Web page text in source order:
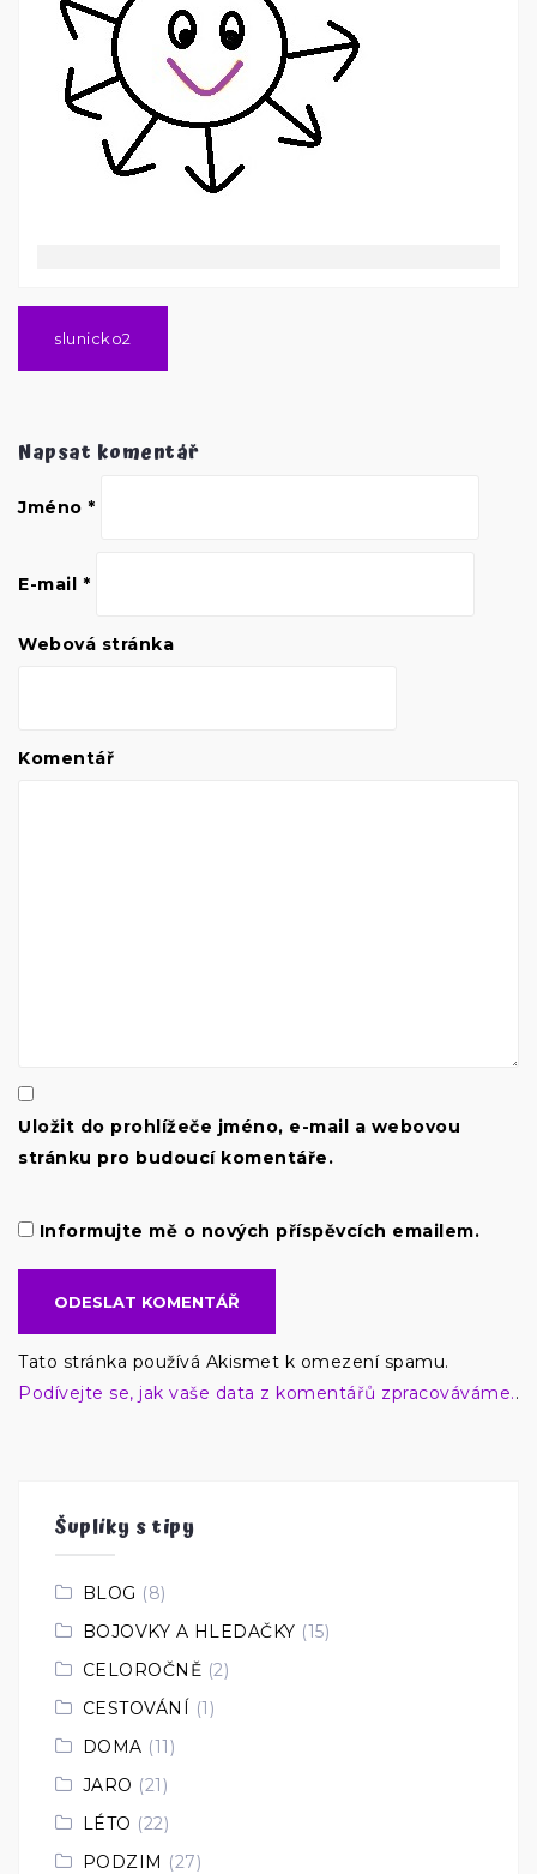
Navigace
pro
příspěvek
slunicko2
Napsat komentář
Jméno *
E-mail *
Webová stránka
Komentář
Uložit do prohlížeče jméno, e-mail a webovou
stránku pro budoucí komentáře.
Informujte mě o nových příspěvcích emailem.
Tato stránka používá Akismet k omezení spamu.
Podívejte se, jak vaše data z komentářů zpracováváme..
Šuplíky s tipy
BLOG (8)
BOJOVKY A HLEDAČKY (15)
CELOROČNĚ (2)
CESTOVÁNÍ
(1)
DOMA (11)
JARO (21)
LÉTO (22)
PODZIM (27)